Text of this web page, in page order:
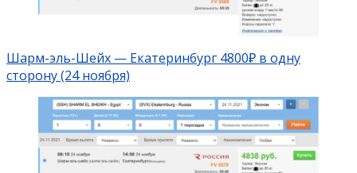
Шарм-эль-Шейх — Екатеринбург 4800₽ в одну
сторону (24 ноября)